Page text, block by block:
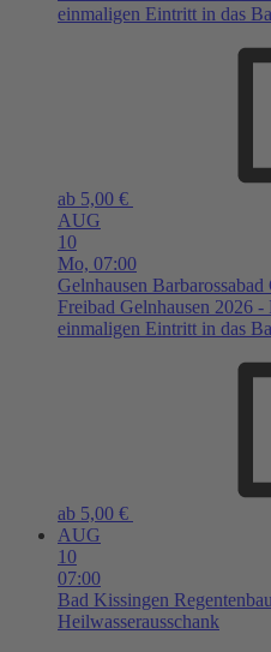
einmaligen Eintritt in das
ab 5,00 €
AUG
10
Mo, 07:00
Gelnhausen Barbarossabad
Freibad Gelnhausen 2026
einmaligen Eintritt in das
ab 5,00 €
AUG
10
07:00
Bad Kissingen Regentenbau
Heilwasserausschank